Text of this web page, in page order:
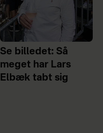
Se billedet: Så
meget har Lars
Elbæk tabt sig